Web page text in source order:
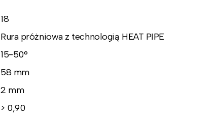
18
Rura próżniowa z technologią HEAT PIPE
15-50°
58 mm
2 mm
> 0,90